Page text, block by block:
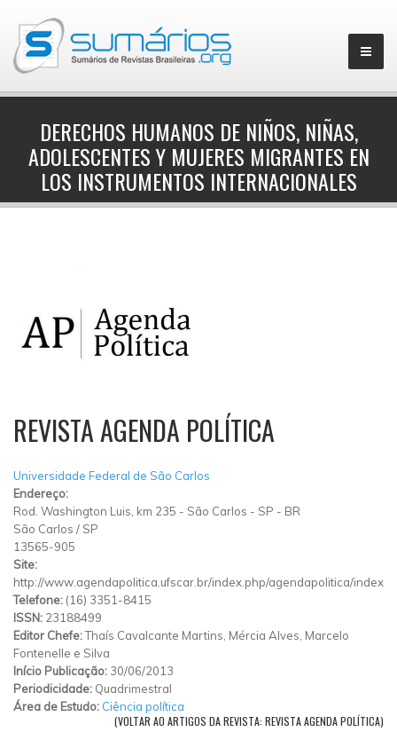
▼
DERECHOS HUMANOS DE NIÑOS, NIÑAS,
ADOLESCENTES Y MUJERES MIGRANTES EN
LOS INSTRUMENTOS INTERNACIONALES
REVISTA AGENDA POLÍTICA
Universidade Federal de São Carlos
Endereço:
Rod. Washington Luis, km 235 - São Carlos - SP - BR
São Carlos / SP
13565-905
Site:
http://www.agendapolitica.ufscar.br/index.php/agendapolitica/index
Telefone: (16) 3351-8415
ISSN: 23188499
Editor Chefe:Thaís Cavalcante Martins, Mércia Alves, Marcelo
Fontenelle e Silva
Início Publicação: 30/06/2013
Periodicidade: Quadrimestral
Área de Estudo: Ciência política
(VOLTAR AO ARTIGOS DA REVISTA: REVISTA AGENDA POLÍTICA)